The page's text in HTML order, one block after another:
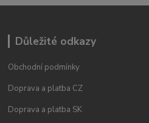
Důležité odkazy
Obchodní podmínky
Doprava a platba CZ
Doprava a platba SK